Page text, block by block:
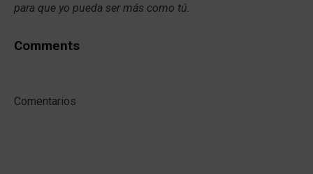
para que yo pueda ser más como tú.
Comments
Comentarios